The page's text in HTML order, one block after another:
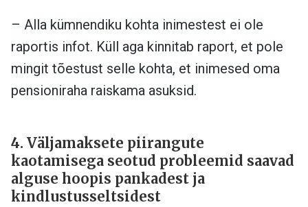
– Alla kümnendiku kohta inimestest ei ole
raportis infot. Küll aga kinnitab raport, et pole
mingit tõestust selle kohta, et inimesed oma
pensioniraha raiskama asuksid.
4. Väljamaksete piirangute
kaotamisega seotud probleemid saavad
alguse hoopis pankadest ja
kindlustusseltsidest